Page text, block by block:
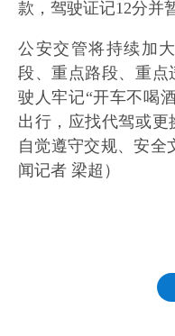
款，驾驶证记12分并
公安交管将持续加
段、重点路段、重点
驶人牢记“开车不喝
出行，应找代驾或更
自觉遵守交规、安全
闻记者 梁超）